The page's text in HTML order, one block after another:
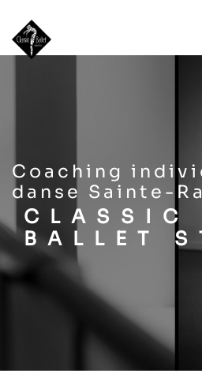
coaching individuel de
danse Sainte-
CLASSIC
BALLET